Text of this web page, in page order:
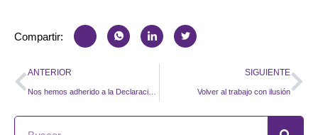
Compartir:
ANTERIOR SIGUIENTE
Volver al trabajo con ilusión